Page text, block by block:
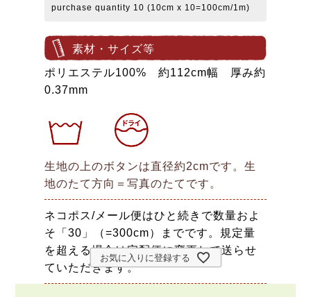
purchase quantity 10 (10cm x 10=100cm/1m)
素材・サイズ等
ポリエステル100% 約112cm幅 厚み約
0.37mm
生地の上のボタンは直径約2cmです。生
地のたて方向＝写真のたてです。
ネコポス/メール便はひと続きで数量およ
そ「30」（=300cm）までです。規定量
を超える場合は宅配便に変更して送らせ
ていただきます。
お気に入りに登録する